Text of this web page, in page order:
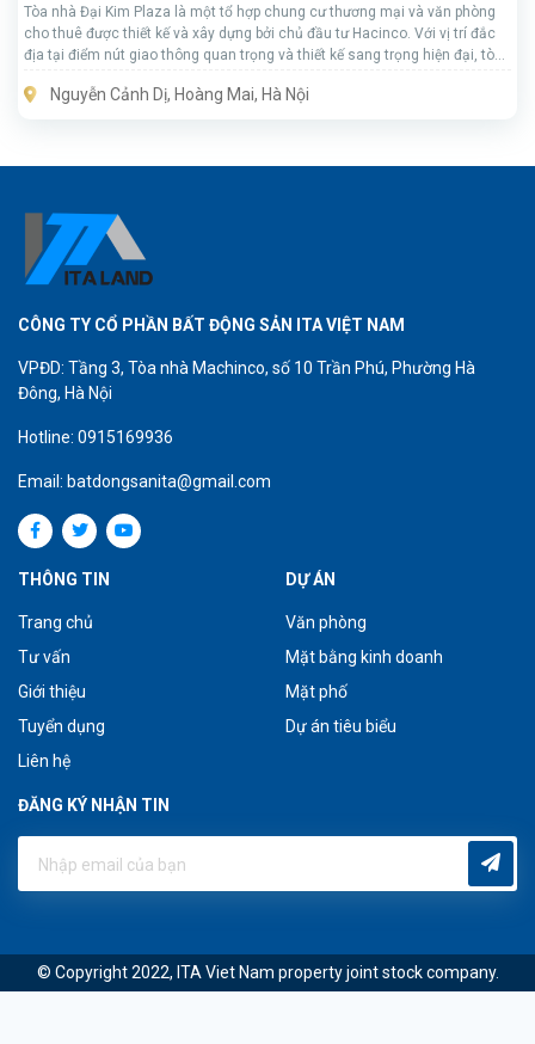
Tòa nhà Đại Kim Plaza là một tổ hợp chung cư thương mại và văn phòng
cho thuê được thiết kế và xây dựng bởi chủ đầu tư Hacinco. Với vị trí đắc
địa tại điểm nút giao thông quan trọng và thiết kế sang trọng hiện đại, tòa
phòng tại quận Hoàng Mai.
Nguyễn Cảnh Dị, Hoàng Mai, Hà Nội
CÔNG TY CỔ PHẦN BẤT ĐỘNG SẢN ITA VIỆT NAM
VPĐD: Tầng 3, Tòa nhà Machinco, số 10 Trần Phú, Phường Hà
Đông, Hà Nội
Hotline: 0915169936
Email: batdongsanita@gmail.com
THÔNG TIN
Trang chủ
Tư vấn
Giới thiệu
Tuyển dụng
Liên hệ
DỰ ÁN
Văn phòng
Mặt bằng kinh doanh
Mặt phố
Dự án tiêu biểu
ĐĂNG KÝ NHẬN TIN
© Copyright 2022, ITA Viet Nam property joint stock company.